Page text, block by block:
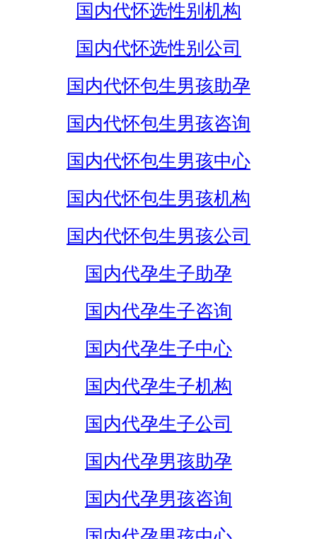
国内代怀选性别机构
国内代怀选性别公司
国内代怀包生男孩助孕
国内代怀包生男孩咨询
国内代怀包生男孩中心
国内代怀包生男孩机构
国内代怀包生男孩公司
国内代孕生子助孕
国内代孕生子咨询
国内代孕生子中心
国内代孕生子机构
国内代孕生子公司
国内代孕男孩助孕
国内代孕男孩咨询